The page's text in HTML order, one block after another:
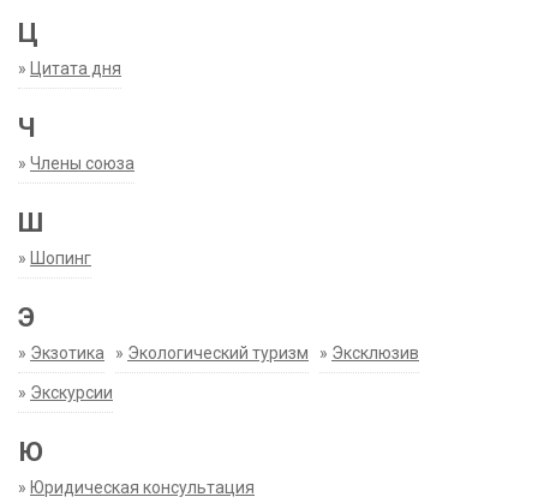
Ц
» Цитата дня
Ч
» Члены союза
Ш
» Шопинг
Э
» Экзотика » Экологический туризм » Эксклюзив
» Экскурсии
Ю
» Юридическая консультация